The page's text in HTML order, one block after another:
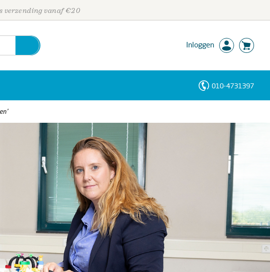
verzending vanaf €20
Inloggen
010-4731397
Personen
Trefwoorden